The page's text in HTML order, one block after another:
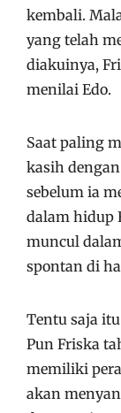
kembali.
yang telah
diakuinya,
menilai Edo.
Saat paling
kasih
sebelum ia
dalam hidup
muncul
spontan di
Tentu saja
Pun Friska
memiliki
akan